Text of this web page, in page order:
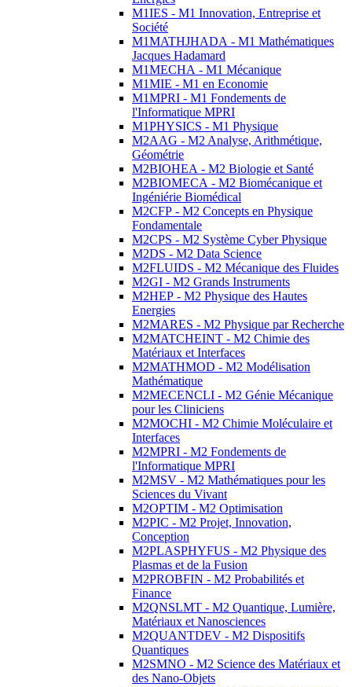
M1IES - M1 Innovation, Entreprise et
Société
M1MATHJHADA - M1 Mathématiques
Jacques Hadamard
M1MECHA - M1 Mécanique
M1MIE - M1 en Economie
M1MPRI - M1 Fondements de
l'Informatique MPRI
M1PHYSICS - M1 Physique
M2AAG - M2 Analyse, Arithmétique,
Géométrie
M2BIOHEA - M2 Biologie et Santé
M2BIOMECA - M2 Biomécanique et
Ingéniérie Biomédical
M2CFP - M2 Concepts en Physique
Fondamentale
M2CPS - M2 Système Cyber Physique
M2DS - M2 Data Science
M2FLUIDS - M2 Mécanique des Fluides
M2GI - M2 Grands Instruments
M2HEP - M2 Physique des Hautes
Energies
M2MARES - M2 Physique par Recherche
M2MATCHEINT - M2 Chimie des
Matériaux et Interfaces
M2MATHMOD - M2 Modélisation
Mathématique
M2MECENCLI - M2 Génie Mécanique
pour les Cliniciens
M2MOCHI - M2 Chimie Moléculaire et
Interfaces
M2MPRI - M2 Fondements de
l'Informatique MPRI
M2MSV - M2 Mathématiques pour les
Sciences du Vivant
M2OPTIM - M2 Optimisation
M2PIC - M2 Projet, Innovation,
Conception
M2PLASPHYFUS - M2 Physique des
Plasmas et de la Fusion
M2PROBFIN - M2 Probabilités et
Finance
M2QNSLMT - M2 Quantique, Lumière,
Matériaux et Nanosciences
M2QUANTDEV - M2 Dispositifs
Quantiques
M2SMNO - M2 Science des Matériaux et
des Nano-Objets